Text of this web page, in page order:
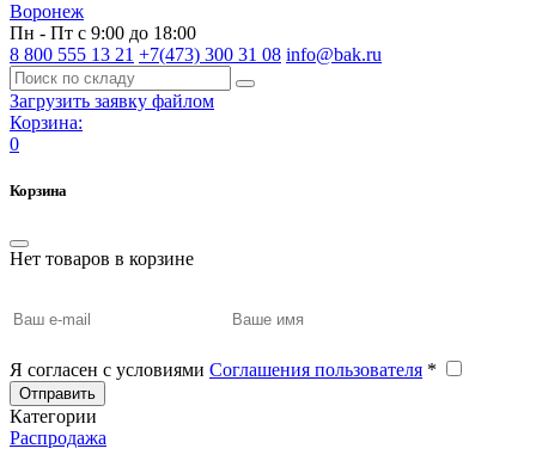
Воронеж
Пн - Пт с 9:00 до 18:00
8 800 555 13 21 +7(473) 300 31 08 info@bak.ru
Загрузить заявку файлом
Корзина:
0
Корзина
Нет товаров в корзине
Я согласен с условиями Соглашения пользователя *
Отправить
Категории
Распродажа